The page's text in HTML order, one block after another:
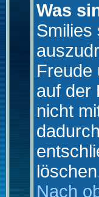
Was
Smilies
Freude
auf der
nicht
Nach